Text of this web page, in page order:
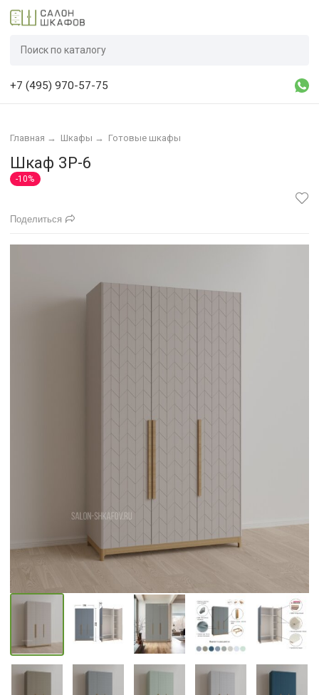
+7 (495) 970-57-75
Главная → Шкафы → Готовые шкафы
Шкаф 3Р-6
-10%
Поделиться